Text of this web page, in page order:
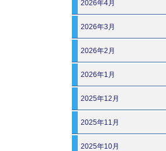
2026年4月
2026年3月
2026年2月
2026年1月
2025年12月
2025年11月
2025年10月